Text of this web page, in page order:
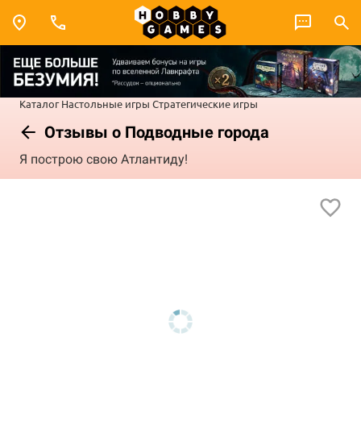
Каталог Настольные игры Стратегические игры
Отзывы о Подводные города
Я построю свою Атлантиду!